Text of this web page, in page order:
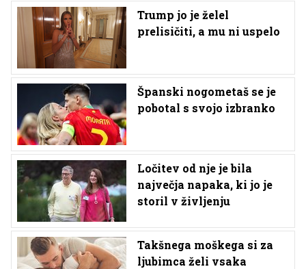
Trump jo je želel
prelisičiti, a mu ni uspelo
Španski nogometaš se je
pobotal s svojo izbranko
Ločitev od nje je bila
največja napaka, ki jo je
storil v življenju
Takšnega moškega si za
ljubimca želi vsaka